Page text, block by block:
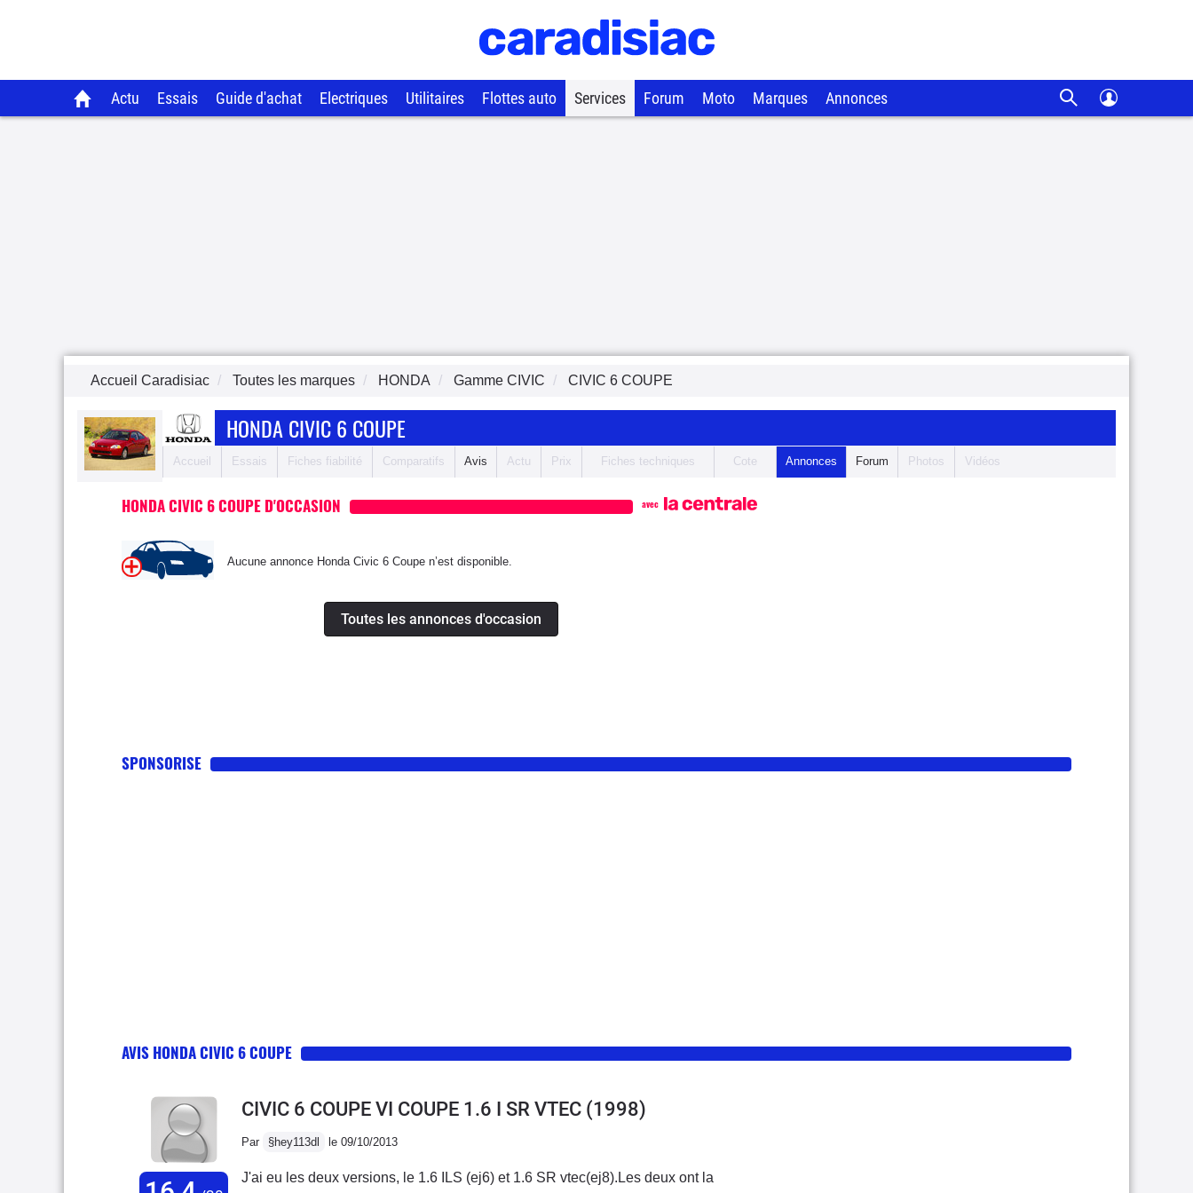
Actu Essais Guide d'achat Electriques Utilitaires Flottes auto Services Forum Moto Marques Annonces
Accueil Caradisiac Toutes les marques HONDA Gamme CIVIC CIVIC 6 COUPE
HONDA CIVIC 6 COUPE
Accueil Essais Fiches fiabilité Comparatifs Avis Actu Prix Fiches techniques Cote Annonces Forum Photos Vidéos
HONDA CIVIC 6 COUPE D'OCCASION avec
Aucune annonce Honda Civic 6 Coupe n’est disponible.
Toutes les annonces d'occasion
SPONSORISE
AVIS HONDA CIVIC 6 COUPE
CIVIC 6 COUPE VI COUPE 1.6 I SR VTEC (1998)
Par §hey113dl le 09/10/2013
J'ai eu les deux versions, le 1.6 ILS (ej6) et 1.6 SR vtec(ej8).Les deux ont la